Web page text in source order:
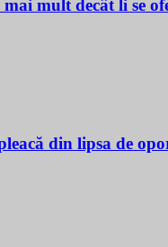
mult decât li se
din lipsa de